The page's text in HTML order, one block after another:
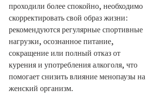
проходили более спокойно, необходимо
скорректировать свой образ жизни:
рекомендуются регулярные спортивные
нагрузки, осознанное питание,
сокращение или полный отказ от
курения и употребления алкоголя, что
помогает снизить влияние менопаузы на
женский организм.